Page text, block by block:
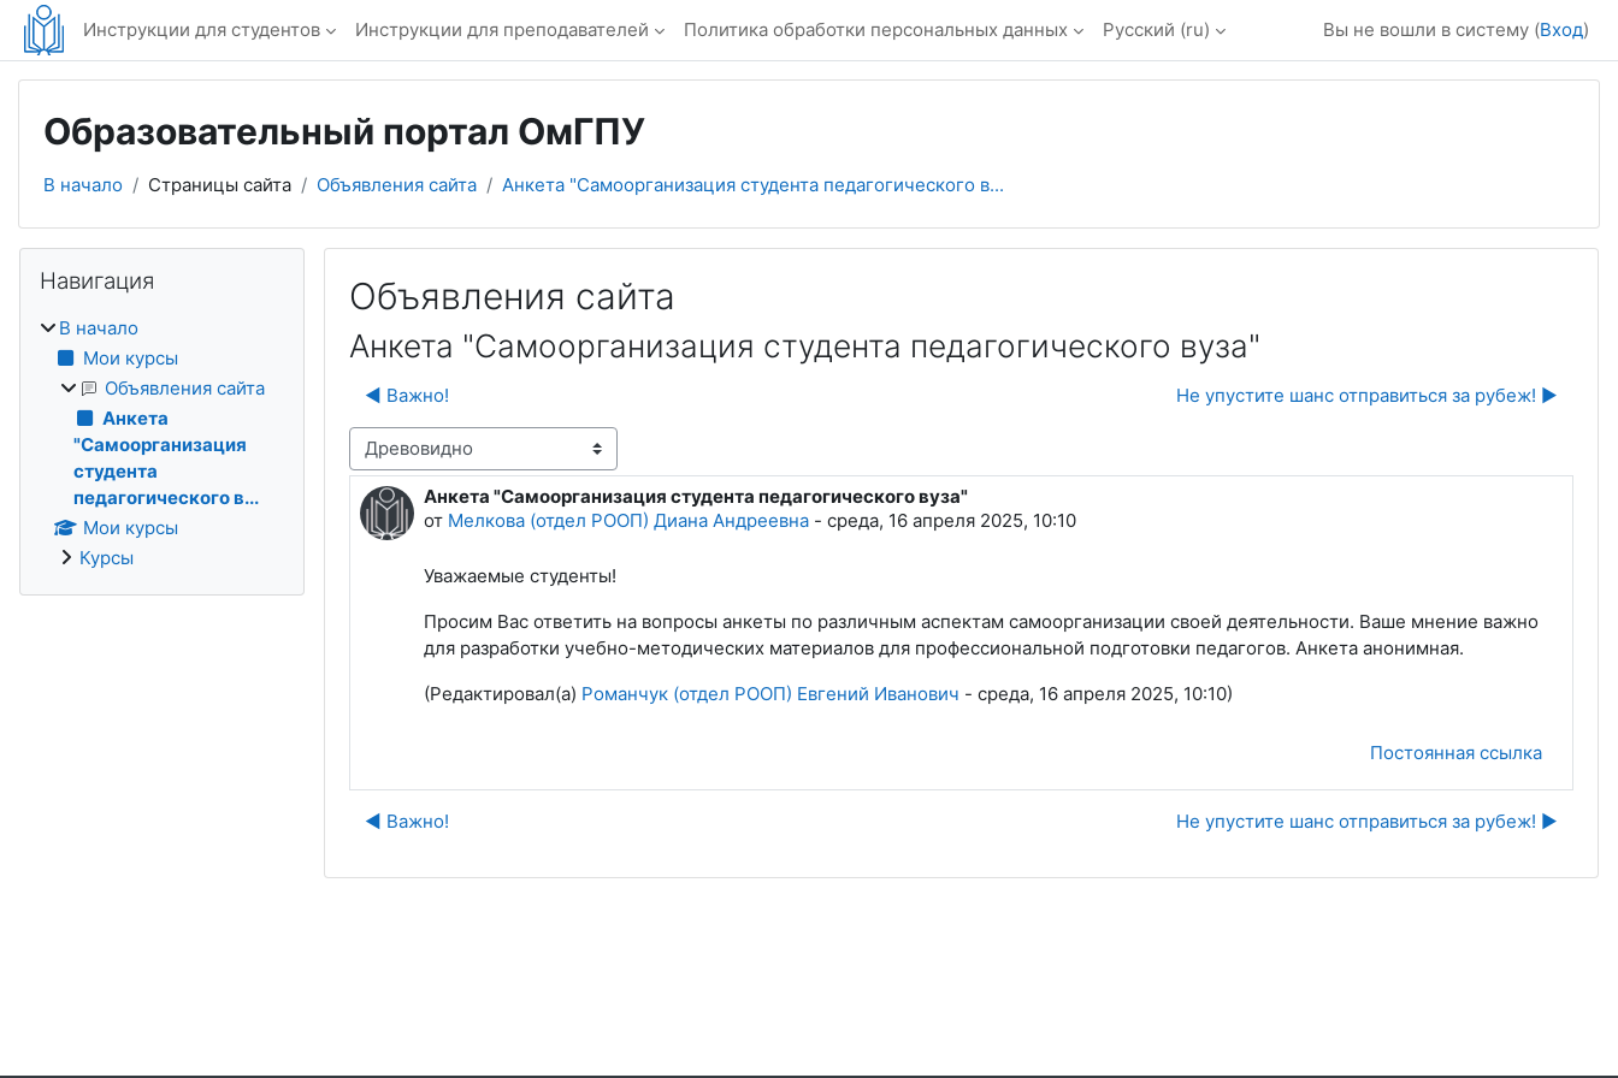
Перейти к основному содержанию
Инструкции для студентов Инструкции для преподавателей Политика обработки персональных данных Русский ‎(ru)‎ Вы не вошли в систему (Вход)
Образовательный портал ОмГПУ
В начало Страницы сайта Объявления сайта Анкета "Самоорганизация студента педагогического в...
Объявления сайта
Анкета "Самоорганизация студента педагогического вуза"
◀︎ Важно!
Не упустите шанс отправиться за рубеж! ▶︎
Режим отображения
Анкета "Самоорганизация студента педагогического вуза"
от Мелкова (отдел РООП) Диана Андреевна- среда, 16 апреля 2025, 10:10
Количество ответов: 0
Уважаемые студенты!
Просим Вас ответить на вопросы анкеты по различным аспектам самоорганизации своей деятельности. Ваше мнение важно
для разработки учебно-методических материалов для профессиональной подготовки педагогов. Анкета анонимная.
(Редактировал(а) Романчук (отдел РООП) Евгений Иванович - среда, 16 апреля 2025, 10:10)
Постоянная ссылка
◀︎ Важно! Не упустите шанс отправиться за рубеж! ▶︎
Блоки
Навигация
В начало
Мои курсы
Объявления сайта
Анкета
"Самоорганизация
студента
педагогического в...
Мои курсы
Курсы